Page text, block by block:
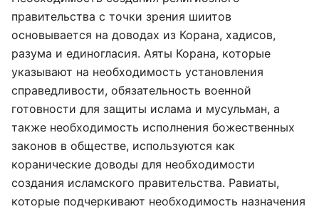
правительства с точки зрения шиитов
основывается на доводах из Корана, хадисов,
разума и единогласия. Аяты Корана, которые
указывают на необходимость установления
справедливости, обязательность военной
готовности для защиты ислама и мусульман, а
также необходимость исполнения божественных
законов в обществе, используются как
коранические доводы для необходимости
создания исламского правительства. Равиаты,
которые подчеркивают необходимость назначения